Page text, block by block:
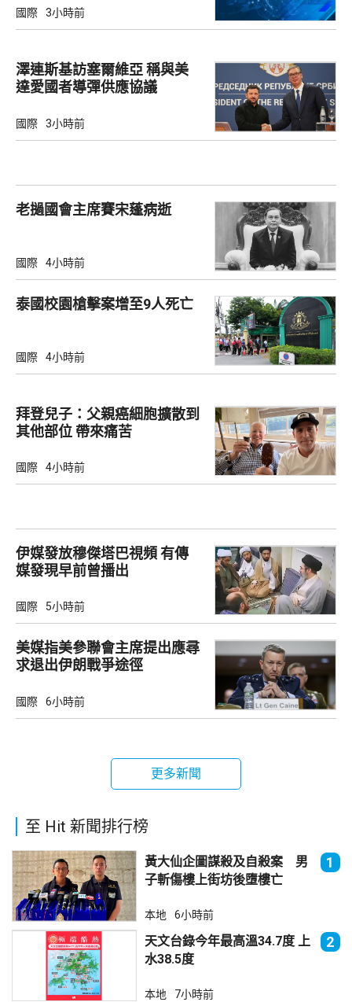
國際 3小時前
澤連斯基訪塞爾維亞 稱與美
達愛國者導彈供應協議
國際 3小時前
老撾國會主席賽宋蓬病逝
國際 4小時前
泰國校園槍擊案增至9人死亡
國際 4小時前
拜登兒子：父親癌細胞擴散到
其他部位 帶來痛苦
國際 4小時前
伊媒發放穆傑塔巴視頻 有傳
媒發現早前曾播出
國際 5小時前
美媒指美參聯會主席提出應尋
求退出伊朗戰爭途徑
國際 6小時前
更多新聞
至 Hit 新聞排行榜
黃大仙企圖謀殺及自殺案 男
子斬傷樓上街坊後墮樓亡
1
本地 6小時前
天文台錄今年最高溫34.7度 上
水38.5度
2
本地 7小時前